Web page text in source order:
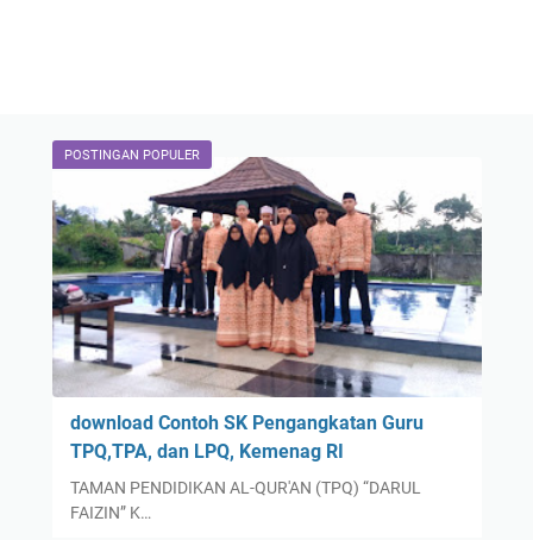
POSTINGAN POPULER
download Contoh SK Pengangkatan Guru
TPQ,TPA, dan LPQ, Kemenag RI
TAMAN PENDIDIKAN AL-QUR'AN (TPQ) “DARUL
FAIZIN” K…